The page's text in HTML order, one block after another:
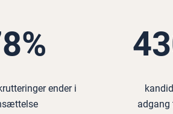
ender i
adgang